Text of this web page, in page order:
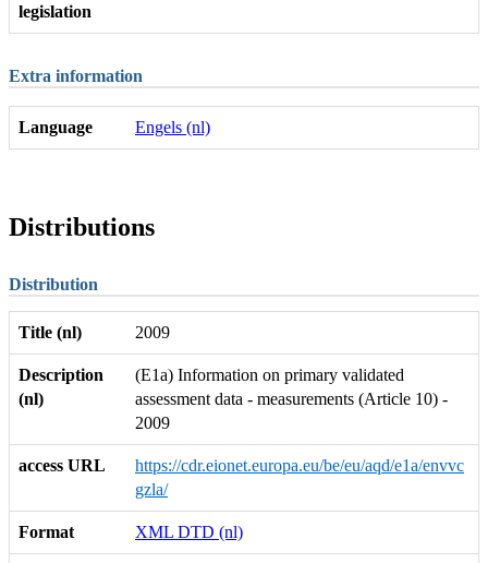
legislation
Extra information
Language Engels (nl)
Distributions
Distribution
Title (nl) 2009
Description
(nl)
(E1a) Information on primary validated
assessment data - measurements (Article 10) -
2009
access URL
https://cdr.eionet.europa.eu/be/eu/aqd/e1a/envvc
gzla/
Format XML DTD (nl)